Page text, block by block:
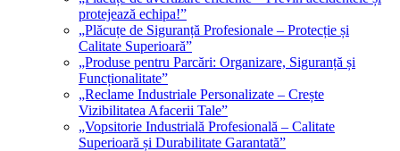
protejează echipa!”
„Plăcuțe de Siguranță Profesionale – Protecție și
Calitate Superioară”
„Produse pentru Parcări: Organizare, Siguranță și
Funcționalitate”
„Reclame Industriale Personalizate – Crește
Vizibilitatea Afacerii Tale”
„Vopsitorie Industrială Profesională – Calitate
Superioară și Durabilitate Garantată”